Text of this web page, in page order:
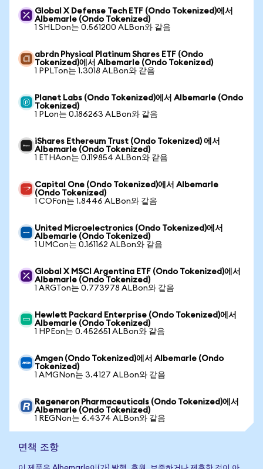
Global X Defense Tech ETF (Ondo Tokenized)에서
Albemarle (Ondo Tokenized)
1 SHLDon는 0.561200 ALBon와 같음
abrdn Physical Platinum Shares ETF (Ondo
Tokenized)에서 Albemarle (Ondo Tokenized)
1 PPLTon는 1.3018 ALBon와 같음
Planet Labs (Ondo Tokenized)에서 Albemarle (Ondo
Tokenized)
1 PLon는 0.186263 ALBon와 같음
iShares Ethereum Trust (Ondo Tokenized) 에서
Albemarle (Ondo Tokenized)
1 ETHAon는 0.119854 ALBon와 같음
Capital One (Ondo Tokenized)에서 Albemarle
(Ondo Tokenized)
1 COFon는 1.8446 ALBon와 같음
United Microelectronics (Ondo Tokenized)에서
Albemarle (Ondo Tokenized)
1 UMCon는 0.161162 ALBon와 같음
Global X MSCI Argentina ETF (Ondo Tokenized)에서
Albemarle (Ondo Tokenized)
1 ARGTon는 0.773978 ALBon와 같음
Hewlett Packard Enterprise (Ondo Tokenized)에서
Albemarle (Ondo Tokenized)
1 HPEon는 0.452651 ALBon와 같음
Amgen (Ondo Tokenized)에서 Albemarle (Ondo
Tokenized)
1 AMGNon는 3.4127 ALBon와 같음
Regeneron Pharmaceuticals (Ondo Tokenized)에서
Albemarle (Ondo Tokenized)
1 REGNon는 6.4374 ALBon와 같음
면책 조항